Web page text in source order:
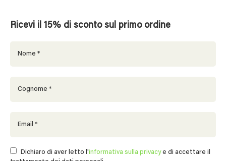
Ricevi il 15% di sconto sul primo ordine
Dichiaro di aver letto l'informativa sulla privacye di accettare il